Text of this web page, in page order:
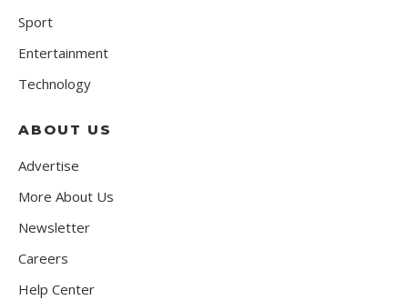
Sport
Entertainment
Technology
ABOUT US
Advertise
More About Us
Newsletter
Careers
Help Center